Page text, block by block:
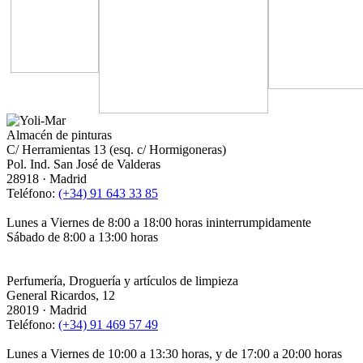
Almacén de pinturas
C/ Herramientas 13 (esq. c/ Hormigoneras)
Pol. Ind. San José de Valderas
28918 · Madrid
Teléfono: (+34) 91 643 33 85
Lunes a Viernes de 8:00 a 18:00 horas ininterrumpidamente
Sábado de 8:00 a 13:00 horas
Perfumería, Droguería y artículos de limpieza
General Ricardos, 12
28019 · Madrid
Teléfono: (+34) 91 469 57 49
Lunes a Viernes de 10:00 a 13:30 horas, y de 17:00 a 20:00 horas